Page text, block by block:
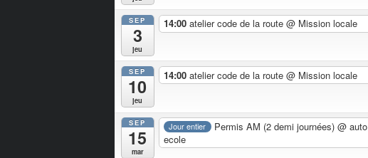
SEP
3
jeu
14:00 atelier code de la route @ Mission locale
SEP
10
jeu
14:00 atelier code de la route @ Mission locale
SEP
15
mar
Jour entier Permis AM (2 demi journées)@ auto
ecole